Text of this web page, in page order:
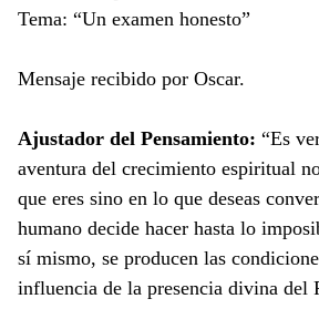
Tema: “Un examen honesto”
Mensaje recibido por Oscar.
Ajustador del Pensamiento: “Es
aventura del crecimiento espiritual
que eres sino en lo que deseas
humano decide hacer hasta lo
sí mismo, se producen las
influencia de la presencia divina del